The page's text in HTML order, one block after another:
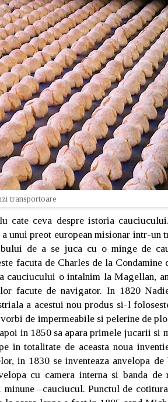
transportoare
cate ceva despre istoria
unui preot european misionar intr-un
de a se juca cu o minge de
facuta de Charles de la Condamine
cauciucului o intalnim la Magellan,
facute de navigator. In 1820
a acestui nou produs si-l
de impermeabile si pelerine de
in 1850 sa apara primele jucarii si
in totalitate de aceasta noua
in 1830 se inventeaza anvelopa de
cu camera interna si banda de
–cauciucul. Punctul de